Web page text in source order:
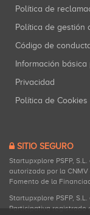
Política de
Política de
Código de
Información
Privacidad
Política de Cookies
SITIO SEGURO
Startupxplore PSFP,
autorizada por la CNMV
Fomento de la
Startupxplore PSFP,
Participativa registrado